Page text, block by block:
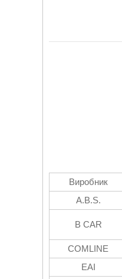
Виробник
A.B.S.
B CAR
COMLINE
EAI